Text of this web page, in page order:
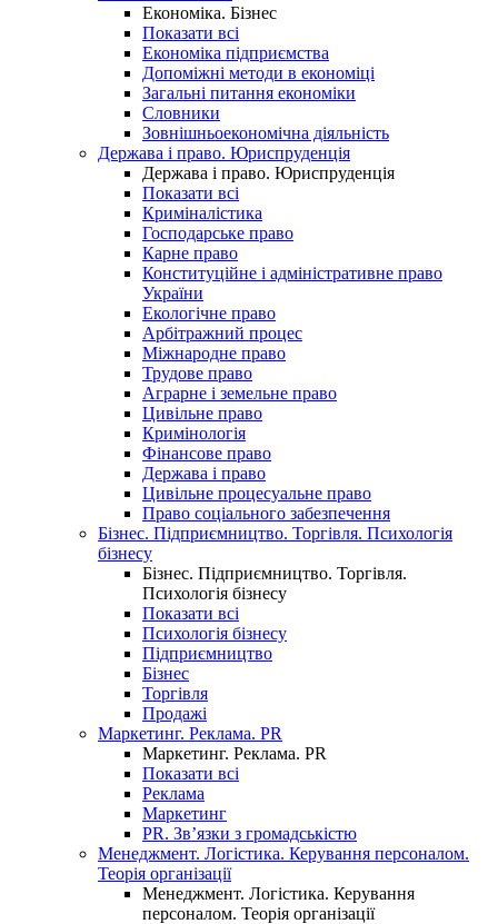
Економіка. Бізнес
Показати всі
Економіка підприємства
Допоміжні методи в економіці
Загальні питання економіки
Словники
Зовнішньоекономічна діяльність
Держава і право. Юриспруденція
Держава і право. Юриспруденція
Показати всі
Криміналістика
Господарське право
Карне право
Конституційне і адміністративне право
України
Екологічне право
Арбітражний процес
Міжнародне право
Трудове право
Аграрне і земельне право
Цивільне право
Кримінологія
Фінансове право
Держава і право
Цивільне процесуальне право
Право соціального забезпечення
Бізнес. Підприємництво. Торгівля. Психологія
бізнесу
Бізнес. Підприємництво. Торгівля.
Психологія бізнесу
Показати всі
Психологія бізнесу
Підприємництво
Бізнес
Торгівля
Продажі
Маркетинг. Реклама. PR
Маркетинг. Реклама. PR
Показати всі
Реклама
Маркетинг
PR. Зв’язки з громадськістю
Менеджмент. Логістика. Керування персоналом.
Теорія організації
Менеджмент. Логістика. Керування
персоналом. Теорія організації